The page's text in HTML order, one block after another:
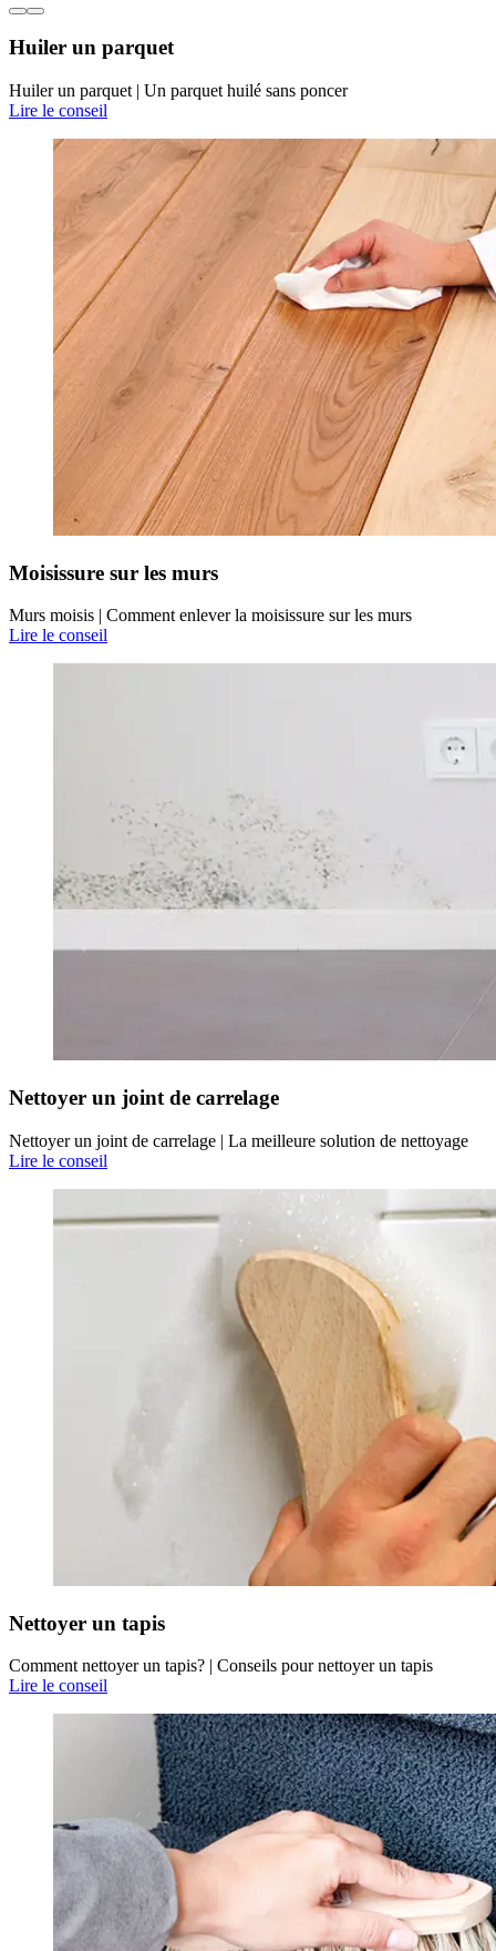
Huiler un parquet
Huiler un parquet | Un parquet huilé sans poncer
Lire le conseil
Moisissure sur les murs
Murs moisis | Comment enlever la moisissure sur les murs
Lire le conseil
Nettoyer un joint de carrelage
Nettoyer un joint de carrelage | La meilleure solution de nettoyage
Lire le conseil
Nettoyer un tapis
Comment nettoyer un tapis? | Conseils pour nettoyer un tapis
Lire le conseil